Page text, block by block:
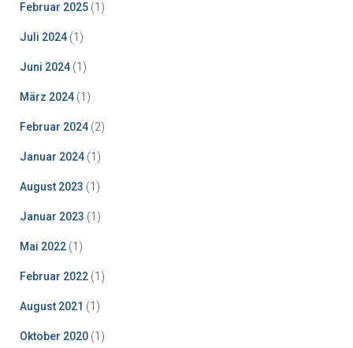
Februar 2025 (1)
Juli 2024 (1)
Juni 2024 (1)
März 2024 (1)
Februar 2024 (2)
Januar 2024 (1)
August 2023 (1)
Januar 2023 (1)
Mai 2022 (1)
Februar 2022 (1)
August 2021 (1)
Oktober 2020 (1)